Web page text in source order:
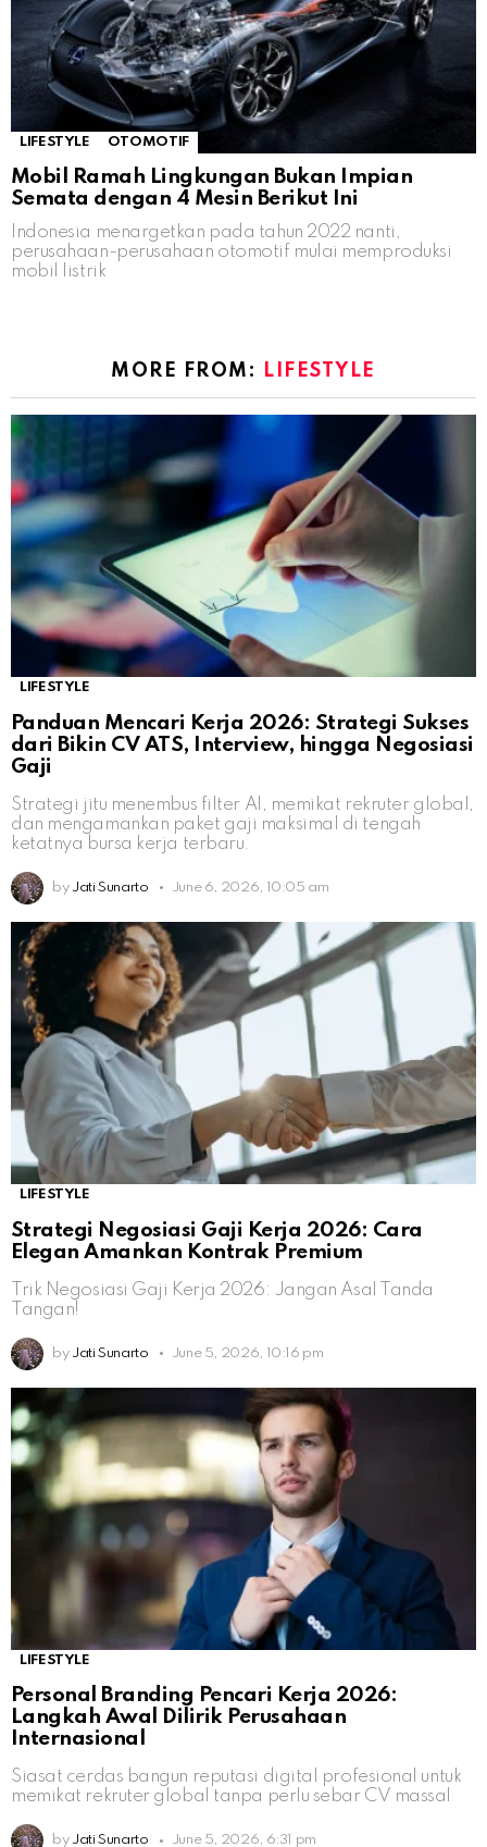
LIFESTYLE OTOMOTIF
Mobil Ramah Lingkungan Bukan Impian
Semata dengan 4 Mesin Berikut Ini
Indonesia menargetkan pada tahun 2022 nanti,
perusahaan-perusahaan otomotif mulai memproduksi
mobil listrik
MORE FROM: LIFESTYLE
LIFESTYLE
Panduan Mencari Kerja 2026: Strategi Sukses
dari Bikin CV ATS, Interview, hingga Negosiasi
Gaji
Strategi jitu menembus filter AI, memikat rekruter global,
dan mengamankan paket gaji maksimal di tengah
ketatnya bursa kerja terbaru.
by Jati Sunarto June 6, 2026, 10:05 am
LIFESTYLE
Strategi Negosiasi Gaji Kerja 2026: Cara
Elegan Amankan Kontrak Premium
Trik Negosiasi Gaji Kerja 2026: Jangan Asal Tanda
Tangan!
by Jati Sunarto June 5, 2026, 10:16 pm
LIFESTYLE
Personal Branding Pencari Kerja 2026:
Langkah Awal Dilirik Perusahaan
Internasional
Siasat cerdas bangun reputasi digital profesional untuk
memikat rekruter global tanpa perlu sebar CV massal
by Jati Sunarto June 5, 2026, 6:31 pm